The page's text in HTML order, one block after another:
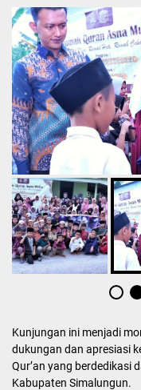
Kunjungan ini menjadi
dukungan dan apresiasi
Qur’an yang berdedikasi
Kabupaten Simalungun.